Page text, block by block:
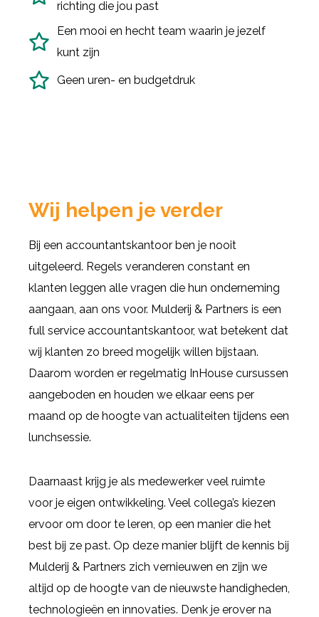
richting die jou past
Een mooi en hecht team waarin je jezelf
kunt zijn
Geen uren- en budgetdruk
Wij helpen je verder
Bij een accountantskantoor ben je nooit
uitgeleerd. Regels veranderen constant en
klanten leggen alle vragen die hun onderneming
aangaan, aan ons voor. Mulderij & Partners is een
full service accountantskantoor, wat betekent dat
wij klanten zo breed mogelijk willen bijstaan.
Daarom worden er regelmatig InHouse cursussen
aangeboden en houden we elkaar eens per
maand op de hoogte van actualiteiten tijdens een
lunchsessie.
Daarnaast krijg je als medewerker veel ruimte
voor je eigen ontwikkeling. Veel collega’s kiezen
ervoor om door te leren, op een manier die het
best bij ze past. Op deze manier blijft de kennis bij
Mulderij & Partners zich vernieuwen en zijn we
altijd op de hoogte van de nieuwste handigheden,
technologieën en innovaties. Denk je erover na